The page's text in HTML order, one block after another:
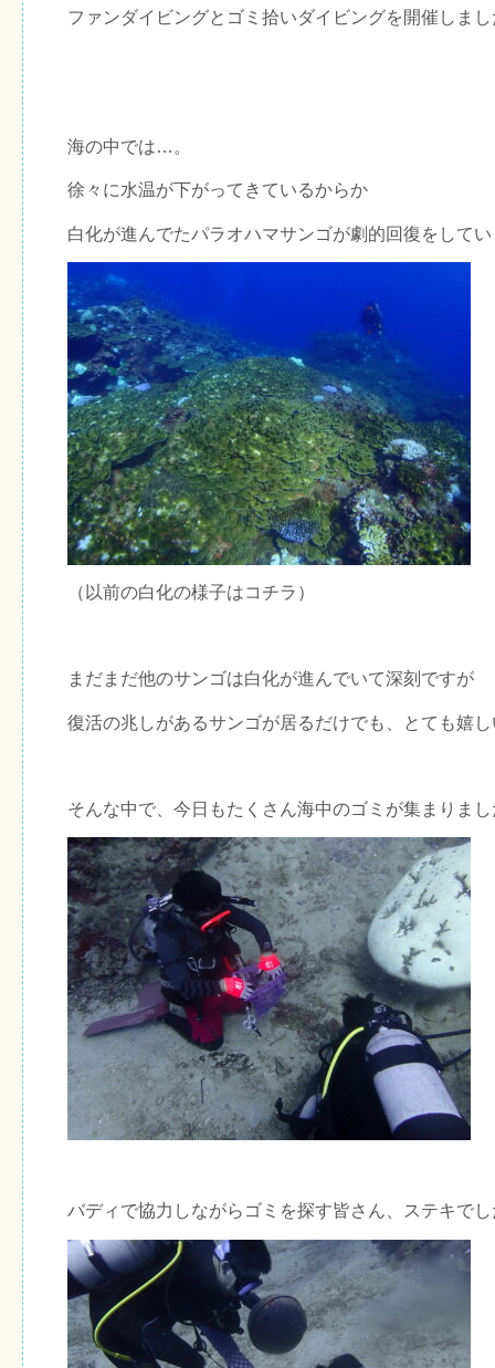
ファンダイビングとゴミ拾いダイビングを開催しまし
海の中では…。
徐々に水温が下がってきているからか
白化が進んでたパラオハマサンゴが劇的回復をして
（以前の白化の様子はコチラ ）
まだまだ他のサンゴは白化が進んでいて深刻ですが
復活の兆しがあるサンゴが居るだけでも、とても嬉し
そんな中で、今日もたくさん海中のゴミが集まりまし
バディで協力しながらゴミを探す皆さん、ステキでし